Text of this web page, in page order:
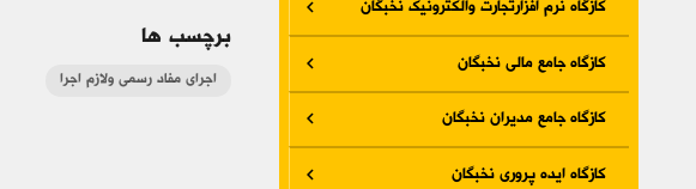
کازگاه نرم افزارتجارت والکترونیک نخبگان
کازگاه جامع مالی نخبگان
کازگاه جامع مدیران نخبگان
کازگاه ایده پروری نخبگان
برچسب ها
اجرای مفاد رسمی ولازم اجرا